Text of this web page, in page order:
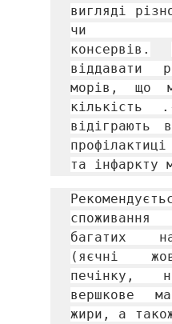
вигляді
чи
консервів.
віддавати
морів, що
кількість
відіграють
та інфаркту
багатих
(яєчні
печінку,
вершкове
жири, а